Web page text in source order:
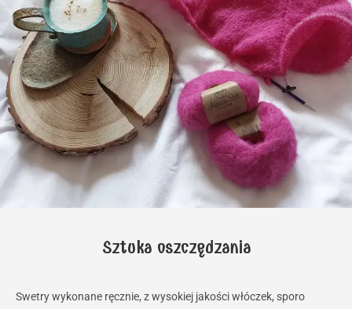
Sztuka oszczędzania
Swetry wykonane ręcznie, z wysokiej jakości włóczek, sporo